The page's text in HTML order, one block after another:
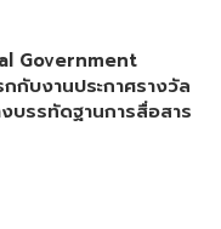
Government
กับงานประกาศรางวัล
บรรทัดฐานการสื่อสาร